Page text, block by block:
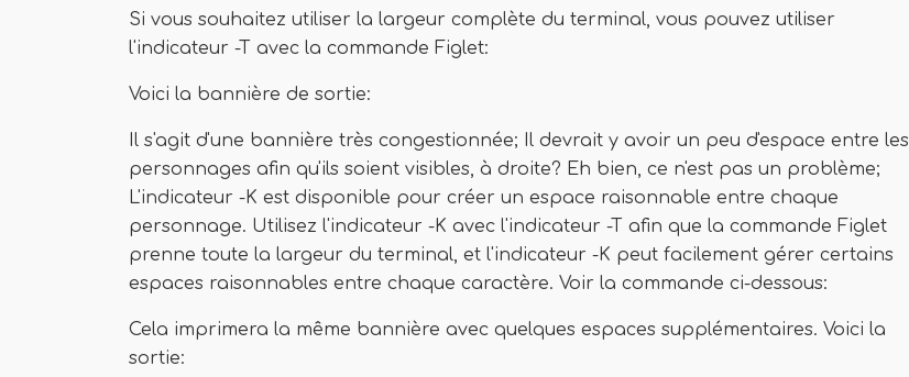
Si vous souhaitez utiliser la largeur complète du terminal, vous pouvez utiliser
l'indicateur -T avec la commande Figlet:
Voici la bannière de sortie:
Il s'agit d'une bannière très congestionnée; Il devrait y avoir un peu d'espace entre les
personnages afin qu'ils soient visibles, à droite? Eh bien, ce n'est pas un problème;
L'indicateur -K est disponible pour créer un espace raisonnable entre chaque
personnage. Utilisez l'indicateur -K avec l'indicateur -T afin que la commande Figlet
prenne toute la largeur du terminal, et l'indicateur -K peut facilement gérer certains
espaces raisonnables entre chaque caractère. Voir la commande ci-dessous:
Cela imprimera la même bannière avec quelques espaces supplémentaires. Voici la
sortie: